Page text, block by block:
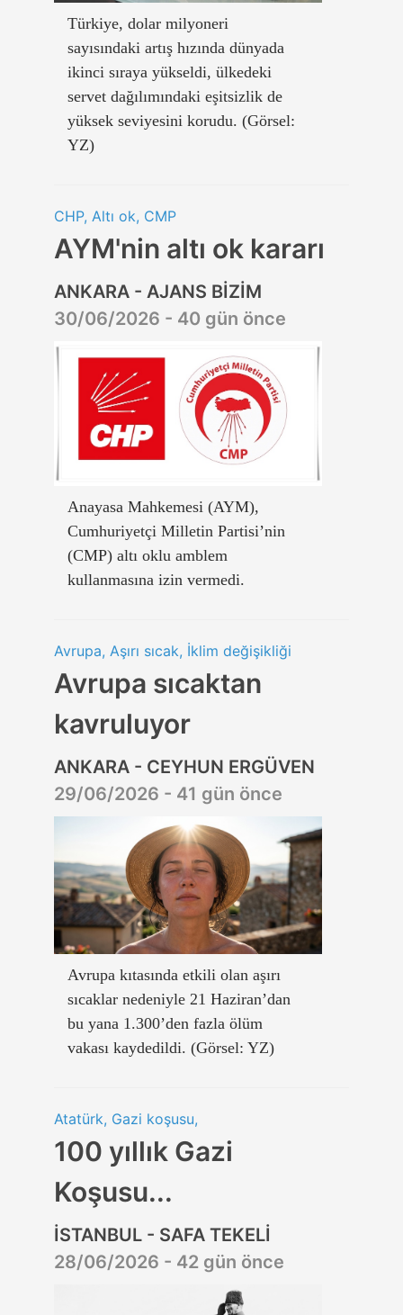
Türkiye, dolar milyoneri
sayısındaki artış hızında dünyada
ikinci sıraya yükseldi, ülkedeki
servet dağılımındaki eşitsizlik de
yüksek seviyesini korudu. (Görsel:
YZ)
CHP, Altı ok, CMP
AYM'nin altı ok kararı
ANKARA - AJANS BİZİM
30/06/2026 - 40 gün önce
Anayasa Mahkemesi (AYM),
Cumhuriyetçi Milletin Partisi’nin
(CMP) altı oklu amblem
kullanmasına izin vermedi.
Avrupa, Aşırı sıcak, İklim değişikliği
Avrupa sıcaktan
kavruluyor
ANKARA - CEYHUN ERGÜVEN
29/06/2026 - 41 gün önce
Avrupa kıtasında etkili olan aşırı
sıcaklar nedeniyle 21 Haziran’dan
bu yana 1.300’den fazla ölüm
vakası kaydedildi. (Görsel: YZ)
Atatürk, Gazi koşusu,
100 yıllık Gazi
Koşusu...
İSTANBUL - SAFA TEKELİ
28/06/2026 - 42 gün önce